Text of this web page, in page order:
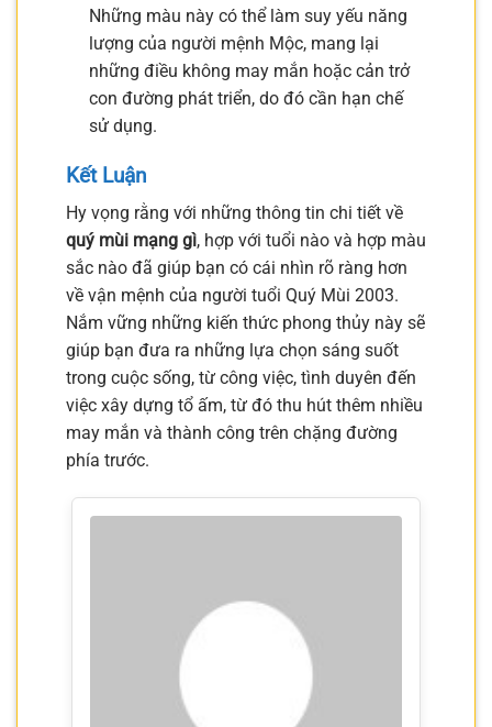
Những màu này có thể làm suy yếu năng
lượng của người mệnh Mộc, mang lại
những điều không may mắn hoặc cản trở
con đường phát triển, do đó cần hạn chế
sử dụng.
Kết Luận
Hy vọng rằng với những thông tin chi tiết về
quý mùi mạng gì, hợp với tuổi nào và hợp màu
sắc nào đã giúp bạn có cái nhìn rõ ràng hơn
về vận mệnh của người tuổi Quý Mùi 2003.
Nắm vững những kiến thức phong thủy này sẽ
giúp bạn đưa ra những lựa chọn sáng suốt
trong cuộc sống, từ công việc, tình duyên đến
việc xây dựng tổ ấm, từ đó thu hút thêm nhiều
may mắn và thành công trên chặng đường
phía trước.